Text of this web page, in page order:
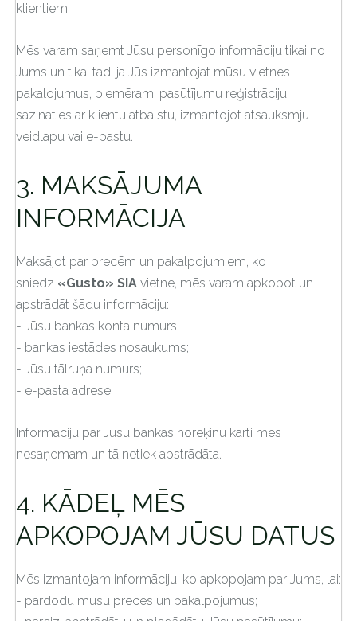
klientiem.
Mēs varam saņemt Jūsu personīgo informāciju tikai no
Jums un tikai tad, ja Jūs izmantojat mūsu vietnes
pakalojumus, piemēram: pasūtījumu reģistrāciju,
sazinaties ar klientu atbalstu, izmantojot atsauksmju
veidlapu vai e-pastu.
3. MAKSĀJUMA
INFORMĀCIJA
Maksājot par precēm un pakalpojumiem, ko
sniedz «Gusto» SIA vietne, mēs varam apkopot un
apstrādāt šādu informāciju:
- Jūsu bankas konta numurs;
- bankas iestādes nosaukums;
- Jūsu tālruņa numurs;
- e-pasta adrese.
Informāciju par Jūsu bankas norēķinu karti mēs
nesaņemam un tā netiek apstrādāta.
4. KĀDEĻ MĒS
APKOPOJAM JŪSU DATUS
Mēs izmantojam informāciju, ko apkopojam par Jums, lai:
- pārdodu mūsu preces un pakalpojumus;